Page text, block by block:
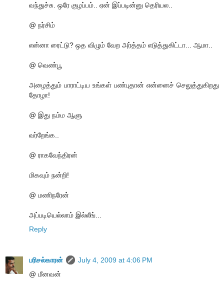
வந்துச்சு. ஒரே குழப்பம்.. ஏன் இப்படின்னு தெரியல..
@ நர்சிம்
என்னா ரைட்டு? ஒத விழும் வேற அர்த்தம் எடுத்துகிட்டா... ஆமா..
@ வெண்பூ
அழைத்தும் பாராட்டிய உங்கள் பண்புதான் என்னைச் செலுத்துகிறது
தோழா!
@ இது நம்ம ஆளு
வர்றேங்க..
@ ராகவேந்திரன்
மிகவும் நன்றி!
@ மணிநரேன்
அப்படியெல்லாம் இல்லீங்...
Reply
பரிசல்காரன்
July 4, 2009 at 4:06 PM
@ மீனவன்